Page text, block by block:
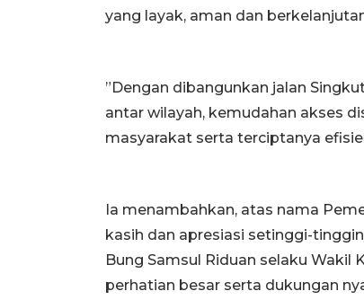
yang layak, aman dan
”Dengan dibangunkan jalan
antar wilayah, kemudahan akses
masyarakat serta terciptanya
Ia menambahkan, atas nama
kasih dan apresiasi setinggi-
Bung Samsul Riduan selaku Wakil
perhatian besar serta dukungan